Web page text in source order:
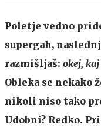
Poletje vedno
supergah,
razmišljaš: okej,
Obleka se nekako
nikoli niso tako
Udobni? Redko.